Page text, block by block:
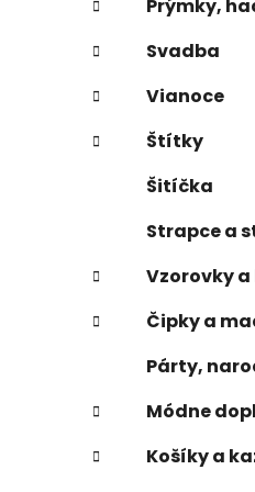
Prýmky,
Svadba
Vianoce
Štítky
Šitíčka
Strapce a
Vzorovky
Čipky a
Párty,
Módne
Košíky a